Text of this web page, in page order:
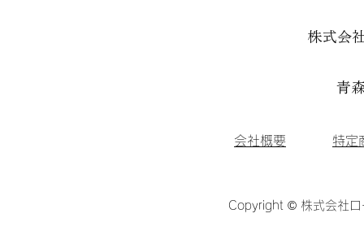
株式会
青
会社概要 特定
Copyright © 株式会社